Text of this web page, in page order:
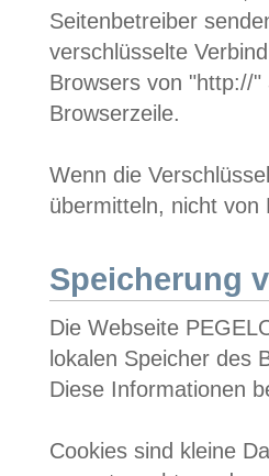
Seitenbetreiber
verschlüsselte
Browsers von "http://
Browserzeile.
Wenn die
übermitteln, nicht von
Speicherung
Die Webseite
lokalen Speicher des
Diese Informationen
Cookies sind kleine